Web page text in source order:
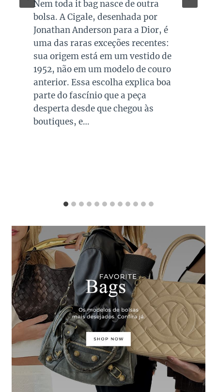
Quando falamos de cores de bolsas,
os modelos em preto são os mais
queridos e tradicionais, estando
presente no guarda roupa de quase
todas as mulheres. Esta é uma cor
versátil, clássica e atemporal e
investir em peças neste tom garante
combinações para quase todo look
que usamos, sejam eles para
ocasiões casuais ou mais…